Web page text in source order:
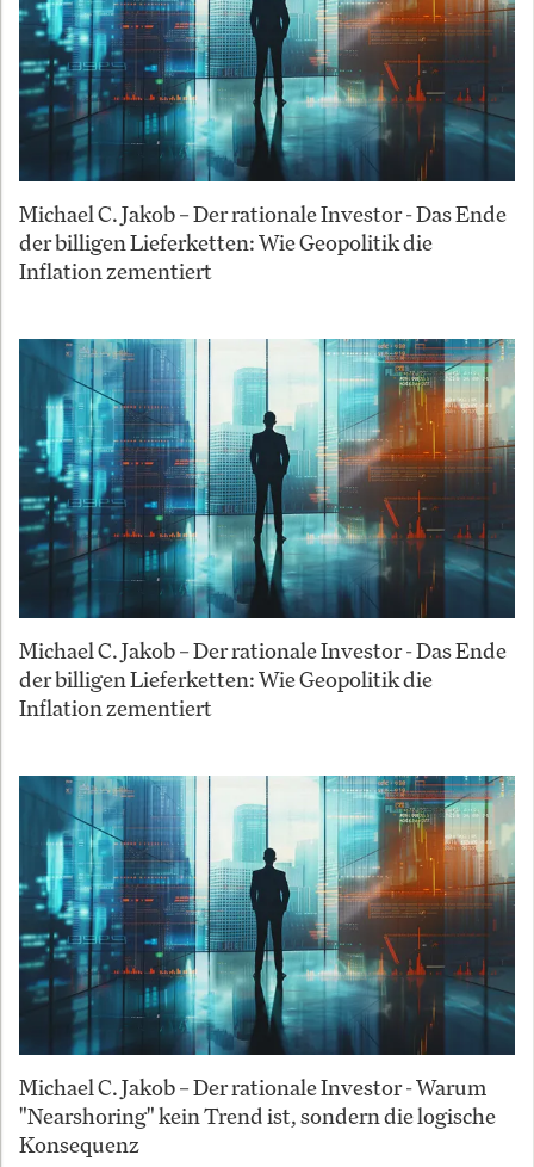
Michael C. Jakob – Der rationale Investor - Das Ende
der billigen Lieferketten: Wie Geopolitik die
Inflation zementiert
Michael C. Jakob – Der rationale Investor - Das Ende
der billigen Lieferketten: Wie Geopolitik die
Inflation zementiert
Michael C. Jakob – Der rationale Investor - Warum
"Nearshoring" kein Trend ist, sondern die logische
Konsequenz